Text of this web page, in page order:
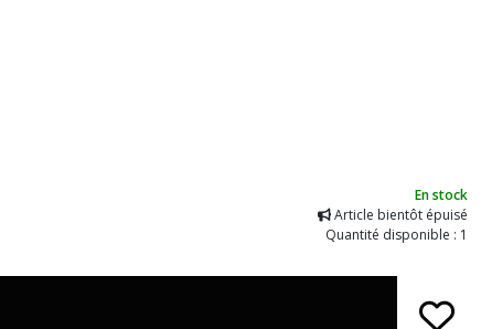
En stock
Article bientôt épuisé
Quantité disponible : 1